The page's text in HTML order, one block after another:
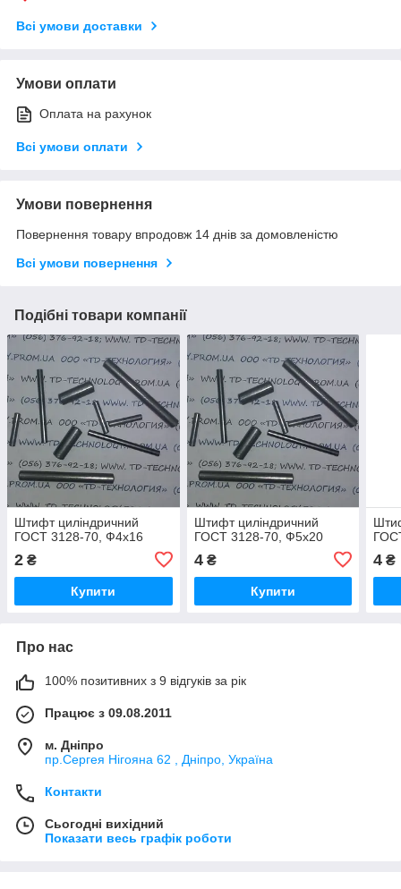
Всі умови доставки
Умови оплати
Оплата на рахунок
Всі умови оплати
Умови повернення
Повернення товару впродовж 14 днів за домовленістю
Всі умови повернення
Подібні товари компанії
Штифт циліндричний
ГОСТ 3128-70, Ф4х16
2 ₴
Купити
Штифт циліндричний
ГОСТ 3128-70, Ф5х20
4₴
Купити
4 ₴
Про нас
100% позитивних з 9 відгуків за рік
Працює з 09.08.2011
м. Дніпро
пр.Сергея Нігояна 62 , Дніпро, Україна
Контакти
Сьогодні вихідний
Показати весь графік роботи